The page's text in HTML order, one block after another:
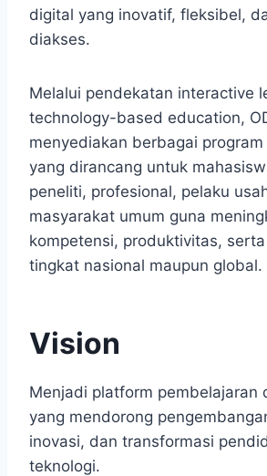
digital yang inovatif, fleksibel,
diakses.
Melalui pendekatan interactive
technology-based education,
menyediakan berbagai
yang dirancang untuk
peneliti, profesional, pelaku
masyarakat umum guna
kompetensi, produktivitas,
tingkat nasional maupun global.
Vision
Menjadi platform pembelajaran
yang mendorong
inovasi, dan transformasi
teknologi.